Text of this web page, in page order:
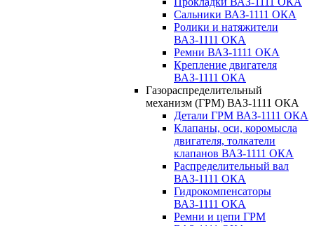
Сальники ВАЗ-1111 ОКА
Ролики и натяжители
ВАЗ-1111 ОКА
Ремни ВАЗ-1111 ОКА
Крепление двигателя
ВАЗ-1111 ОКА
Газораспределительный
механизм (ГРМ) ВАЗ-1111 ОКА
Детали ГРМ ВАЗ-1111 ОКА
Клапаны, оси, коромысла
двигателя, толкатели
клапанов ВАЗ-1111 ОКА
Распределительный вал
ВАЗ-1111 ОКА
Гидрокомпенсаторы
ВАЗ-1111 ОКА
Ремни и цепи ГРМ